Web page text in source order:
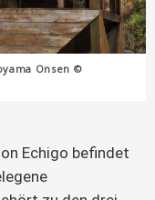
Onsen ©
Echigo befindet